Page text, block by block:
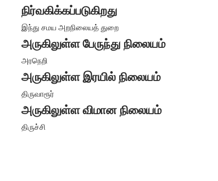
நிர்வகிக்கப்படுகிறது
இந்து சமய அறநிலையத் துறை
அருகிலுள்ள பேருந்து நிலையம்
அரநெறி
அருகிலுள்ள இரயில் நிலையம்
திருவாரூர்
அருகிலுள்ள விமான நிலையம்
திருச்சி